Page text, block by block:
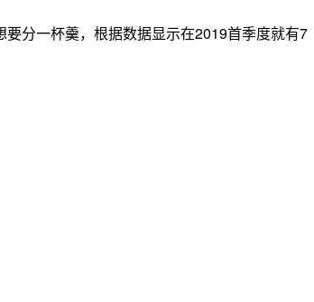
分一杯羹，根据数据显示在2019首季度就有7